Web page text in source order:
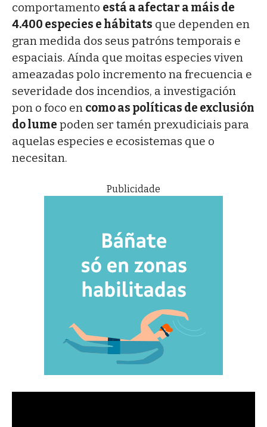
comportamento está a afectar a máis de
4.400 especies e hábitats que dependen en
gran medida dos seus patróns temporais e
espaciais. Aínda que moitas especies viven
ameazadas polo incremento na frecuencia e
severidade dos incendios, a investigación
pon o foco en como as políticas de exclusión
do lume poden ser tamén prexudiciais para
aquelas especies e ecosistemas que o
necesitan.
Publicidade